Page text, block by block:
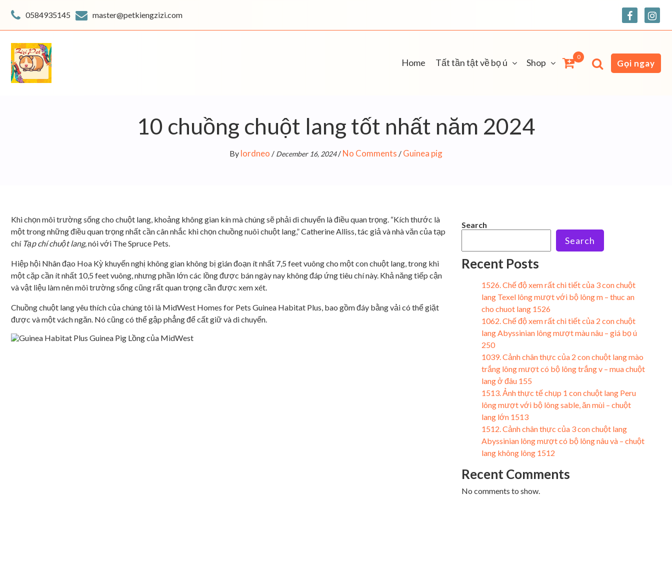
content
0584935145 master@petkiengzizi.com
Home Tất tần tật về bọ ú Shop
0
Gọi ngay
10 chuồng chuột lang tốt nhất năm 2024
By lordneo / December 16, 2024/ No Comments / Guinea pig
Khi chọn môi trường sống cho chuột lang, khoảng không gian kín mà chúng sẽ phải di chuyển là điều quan trọng. “Kích thước là
một trong những điều quan trọng nhất cần cân nhắc khi chọn chuồng nuôi chuột lang,” Catherine Alliss, tác giả và nhà văn của tạp
chí Tạp chí chuột lang,nói với The Spruce Pets.
Hiệp hội Nhân đạo Hoa Kỳ khuyến nghị không gian không bị gián đoạn ít nhất 7,5 feet vuông cho một con chuột lang, trong khi
một cặp cần ít nhất 10,5 feet vuông, nhưng phần lớn các lồng được bán ngày nay không đáp ứng tiêu chí này. Khả năng tiếp cận
và vật liệu làm nên môi trường sống cũng rất quan trọng cần được xem xét.
Chuồng chuột lang yêu thích của chúng tôi là MidWest Homes for Pets Guinea Habitat Plus, bao gồm đáy bằng vải có thể giặt
được và một vách ngăn. Nó cũng có thể gập phẳng để cất giữ và di chuyển.
Search
Search
Recent Posts
1526. Chế độ xem rất chi tiết của 3 con chuột
lang Texel lông mượt với bộ lông m – thuc an
cho chuot lang 1526
1062. Chế độ xem rất chi tiết của 2 con chuột
lang Abyssinian lông mượt màu nâu – giá bọ ú
250
1039. Cảnh chân thực của 2 con chuột lang mào
trắng lông mượt có bộ lông trắng v – mua chuột
lang ở đâu 155
1513. Ảnh thực tế chụp 1 con chuột lang Peru
lông mượt với bộ lông sable, ăn mùi – chuột
lang lớn 1513
1512. Cảnh chân thực của 3 con chuột lang
Abyssinian lông mượt có bộ lông nâu và – chuột
lang không lông 1512
Recent Comments
No comments to show.